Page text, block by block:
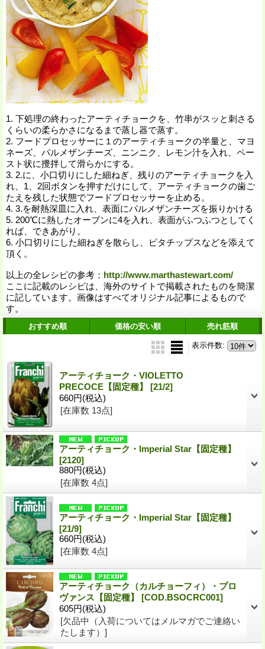
1. 下処理の終わったアーティチョークを、竹串がスッと刺さる
くらいの柔らかさになるまで蒸し器で蒸す。
2. フードプロセッサーに１のアーティチョークの半量と、マヨ
ネーズ、パルメザンチーズ、ニンニク、レモン汁を入れ、ペー
スト状に攪拌して滑らかにする。
3. 2.に、小口切りにした細ねぎ、残りのアーティチョークを入
れ、1、2回ボタンを押すだけにして、アーティチョークの歯ご
たえを残した状態でフードプロセッサーを止める。
4. 3.を耐熱深皿に入れ、表面にパルメザンチーズを振りかける
5. 200℃に熱したオーブンに4を入れ、表面がふつふつとしてく
れば、できあがり。
6. 小口切りにした細ねぎを散らし、ピタチップスなどを添えて
頂く。
以上の全レシピの参考： http://www.marthastewart.com/
ここに記載のレシピは、海外のサイトで掲載されたものを簡潔
に記しています。画像はすべてオリジナル記事によるもので
す。
おすすめ順 価格の安い順 売れ筋順
表示件数:
アーティチョーク・VIOLETTO
PRECOCE【固定種】 [21/2]
660円(税込)
[在庫数 13点]
アーティチョーク・Imperial Star【固定種】
[2120]
880円(税込)
[在庫数 4点]
アーティチョーク・Imperial Star【固定種】
[21/9]
660円(税込)
[在庫数 4点]
アーティチョーク（カルチョーフィ）・プロ
ヴァンス【固定種】 [COD.BSOCRC001]
605円(税込)
[欠品中（入荷についてはメルマガでご連絡い
たします）]